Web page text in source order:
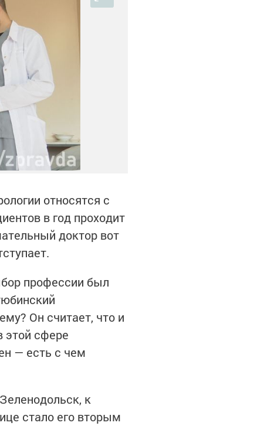
относятся с
в год проходит
доктор вот
профессии был
Он считает, что и
этой сфере
— есть с чем
к
стало его вторым